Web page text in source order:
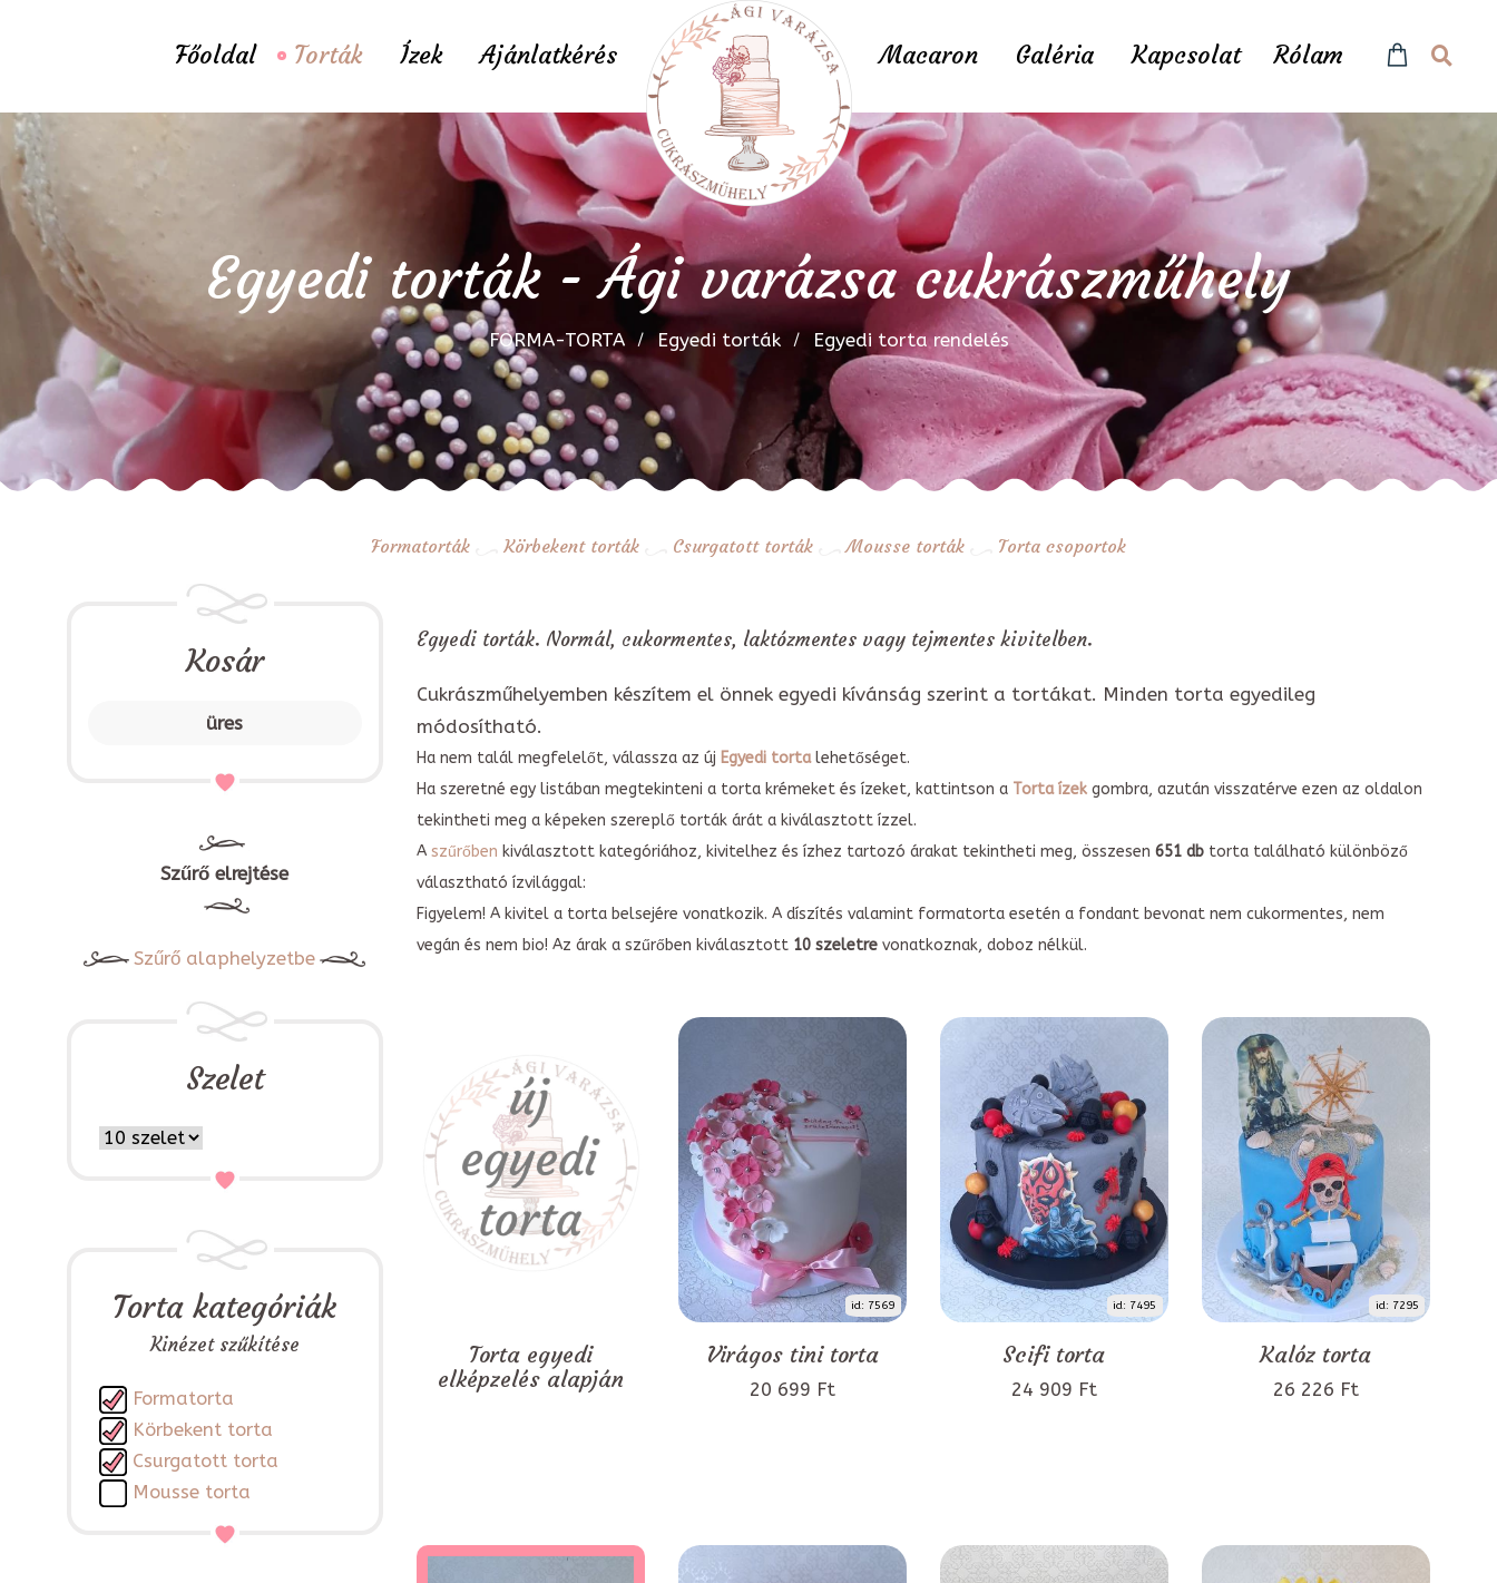
Főoldal Torták Ízek Ajánlatkérés Macaron Galéria Kapcsolat Rólam
Egyedi torták - Ági varázsa cukrászműhely
FORMA-TORTA Egyedi torták Egyedi torta rendelés
Formatorták Körbekent torták Csurgatott torták Mousse torták Torta csoportok
Kosár
üres
Szűrő elrejtése
Szűrő alaphelyzetbe
Szelet
Torta kategóriák
Kinézet szűkítése
Formatorta
Körbekent torta
Csurgatott torta
Mousse torta
Egyedi torták. Normál, cukormentes, laktózmentes vagy tejmentes kivitelben.
Cukrászműhelyemben készítem el önnek egyedi kívánság szerint a tortákat. Minden torta egyedileg
módosítható.
Ha nem talál megfelelőt, válassza az új Egyedi tortalehetőséget.
Ha szeretné egy listában megtekinteni a torta krémeket és ízeket, kattintson a Torta ízekgombra, azután visszatérve ezen az oldalon
tekintheti meg a képeken szereplő torták árát a kiválasztott ízzel.
A szűrőben kiválasztott kategóriához, kivitelhez és ízhez tartozó árakat tekintheti meg, összesen 651 dbtorta található különböző
választható ízvilággal:
Figyelem! A kivitel a torta belsejére vonatkozik. A díszítés valamint formatorta esetén a fondant bevonat nem cukormentes, nem
vegán és nem bio! Az árak a szűrőben kiválasztott 10 szeletrevonatkoznak, doboz nélkül.
Torta egyedi
elképzelés alapján
id: 7569
Virágos tini torta
20 699 Ft
id: 7495
Scifi torta
24 909 Ft
id: 7295
Kalóz torta
26 226 Ft